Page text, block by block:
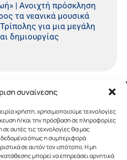
συναίνεσης
χρήστη, χρησιμοποιούμε τεχνολογίες
ή/και την πρόσβαση σε πληροφορίες
αυτές τις τεχνολογίες θα μας
δεδομένα όπως η συμπεριφορά
σε αυτόν τον ιστότοπο. Η μη
μπορεί να επηρεάσει αρνητικά
| Ανοιχτή πρόσκληση
τα νεανικά μουσικά
για μια μεγάλη
δημιουργίας